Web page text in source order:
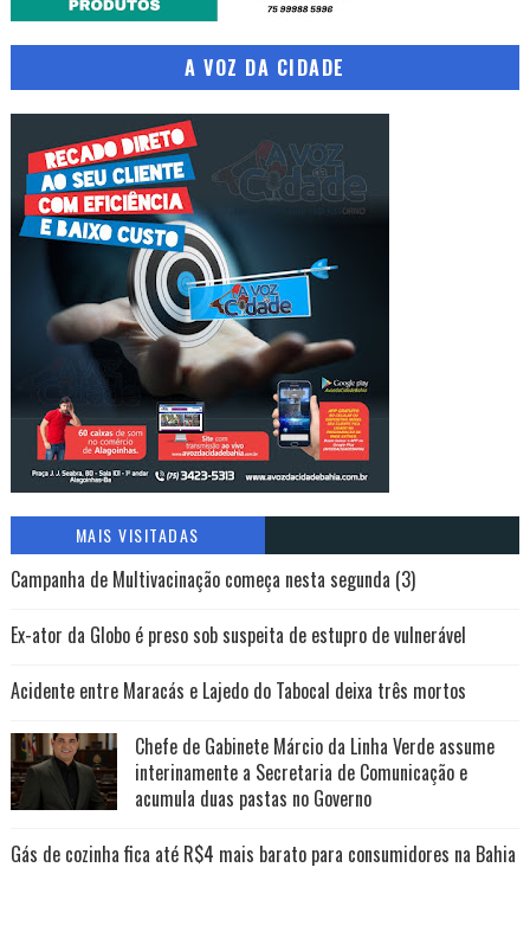
A VOZ DA CIDADE
MAIS VISITADAS
Campanha de Multivacinação começa nesta segunda (3)
Ex-ator da Globo é preso sob suspeita de estupro de vulnerável
Acidente entre Maracás e Lajedo do Tabocal deixa três mortos
Chefe de Gabinete Márcio da Linha Verde assume
interinamente a Secretaria de Comunicação e
acumula duas pastas no Governo
Gás de cozinha fica até R$4 mais barato para consumidores na Bahia